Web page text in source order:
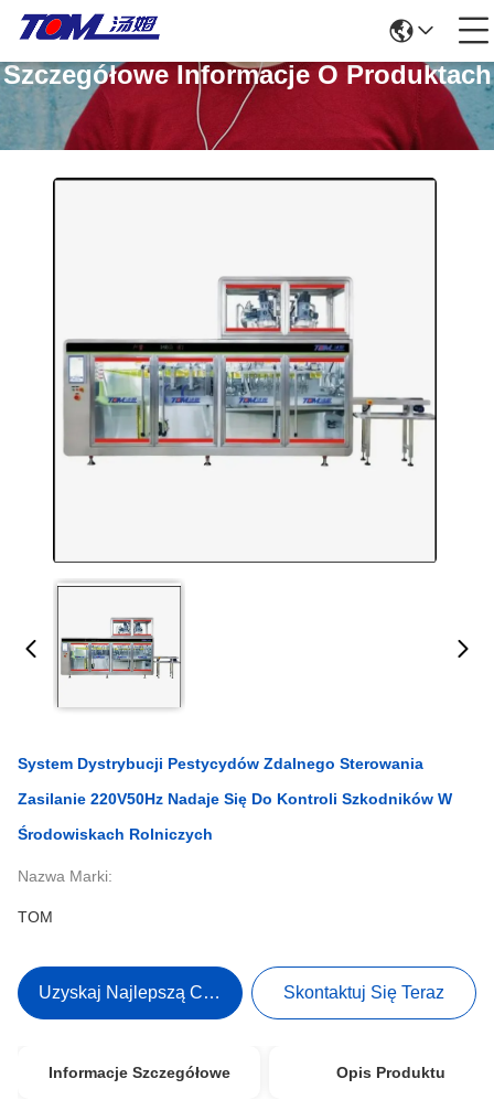
Szczegółowe Informacje O Produktach
System Dystrybucji Pestycydów Zdalnego Sterowania
Zasilanie 220V50Hz Nadaje Się Do Kontroli Szkodników W
Środowiskach Rolniczych
Nazwa Marki:
TOM
Uzyskaj Najlepszą Cenę Skontaktuj Się Teraz
Informacje Szczegółowe Opis Produktu